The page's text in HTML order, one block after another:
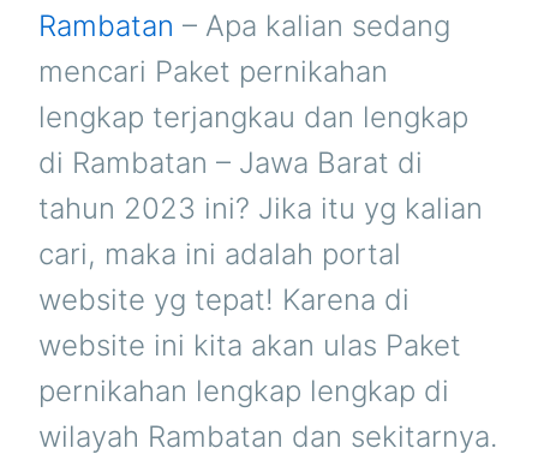
Rambatan – Apa kalian sedang
mencari Paket pernikahan
lengkap terjangkau dan lengkap
di Rambatan – Jawa Barat di
tahun 2023 ini? Jika itu yg kalian
cari, maka ini adalah portal
website yg tepat! Karena di
website ini kita akan ulas Paket
pernikahan lengkap lengkap di
wilayah Rambatan dan sekitarnya.